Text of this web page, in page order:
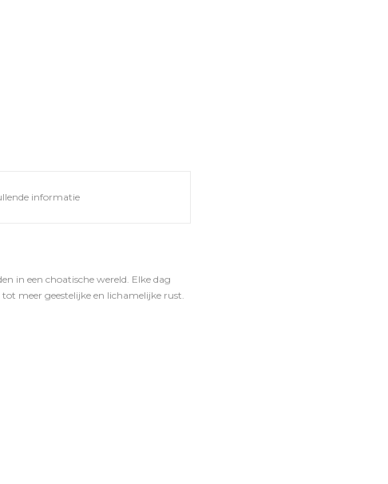
informatie
in een choatische wereld. Elke dag
meer geestelijke en lichamelijke rust.